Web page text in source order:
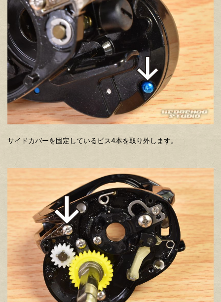
サイドカバーを固定しているビス4本を取り外します。